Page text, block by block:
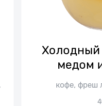
Холодный
медом
кофе, фреш